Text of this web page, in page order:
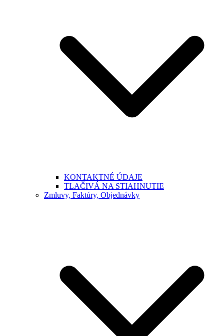
KONTAKTNÉ ÚDAJE
TLAČIVÁ NA STIAHNUTIE
Zmluvy, Faktúry, Objednávky